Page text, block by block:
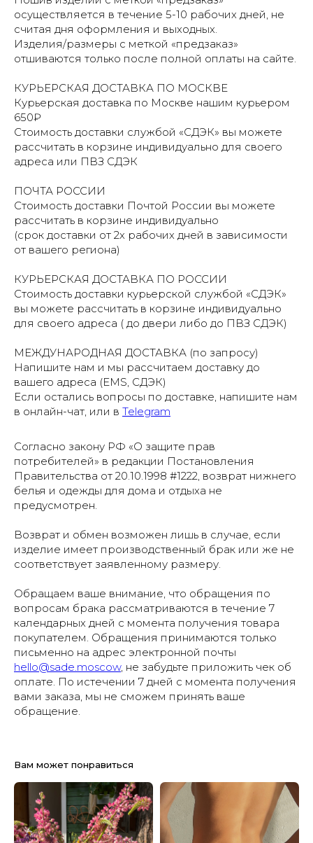
осуществляется в течение 5-10 рабочих дней, не
считая дня оформления и выходных.
Изделия/размеры с меткой «предзаказ»
отшиваются только после полной оплаты на сайте.
КУРЬЕРСКАЯ ДОСТАВКА ПО МОСКВЕ
Курьерская доставка по Москве нашим курьером
650₽
Стоимость доставки службой «СДЭК» вы можете
рассчитать в корзине индивидуально для своего
адреса или ПВЗ СДЭК
ПОЧТА РОССИИ
Стоимость доставки Почтой России вы можете
рассчитать в корзине индивидуально
(срок доставки от 2х рабочих дней в зависимости
от вашего региона)
КУРЬЕРСКАЯ ДОСТАВКА ПО РОССИИ
Стоимость доставки курьерской службой «СДЭК»
вы можете рассчитать в корзине индивидуально
для своего адреса ( до двери либо до ПВЗ СДЭК)
МЕЖДУНАРОДНАЯ ДОСТАВКА (по запросу)
Напишите нам и мы рассчитаем доставку до
вашего адреса (EMS, СДЭК)
Если остались вопросы по доставке, напишите нам
в онлайн-чат, или в Telegram
Согласно закону РФ «О защите прав
потребителей» в редакции Постановления
Правительства от 20.10.1998 #1222, возврат нижнего
белья и одежды для дома и отдыха не
предусмотрен.
Возврат и обмен возможен лишь в случае, если
изделие имеет производственный брак или же не
соответствует заявленному размеру.
Обращаем ваше внимание, что обращения по
вопросам брака рассматриваются в течение 7
календарных дней с момента получения товара
покупателем. Обращения принимаются только
письменно на адрес электронной почты
hello@sade.moscow, не забудьте приложить чек об
оплате. По истечении 7 дней с момента получения
вами заказа, мы не сможем принять ваше
обращение.
Вам может понравиться